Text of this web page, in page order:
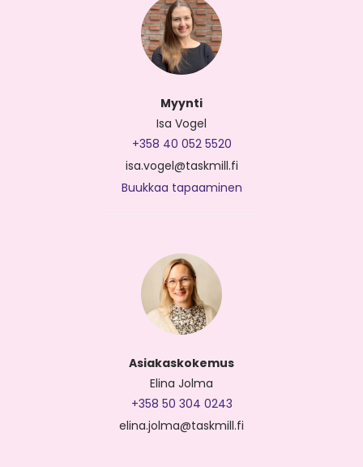
Myynti
Isa Vogel
+358 40 052 5520
isa.vogel@taskmill.fi
Buukkaa tapaaminen
Asiakaskokemus
Elina Jolma
+358 50 304 0243
elina.jolma@taskmill.fi